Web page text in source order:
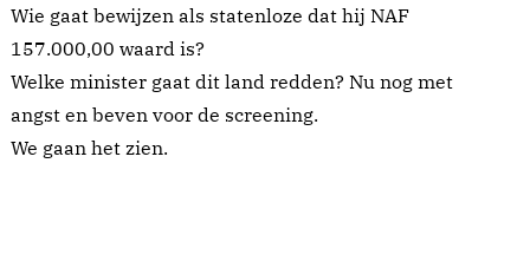
Wie gaat bewijzen als statenloze dat hij NAF
157.000,00 waard is?
Welke minister gaat dit land redden? Nu nog met
angst en beven voor de screening.
We gaan het zien.